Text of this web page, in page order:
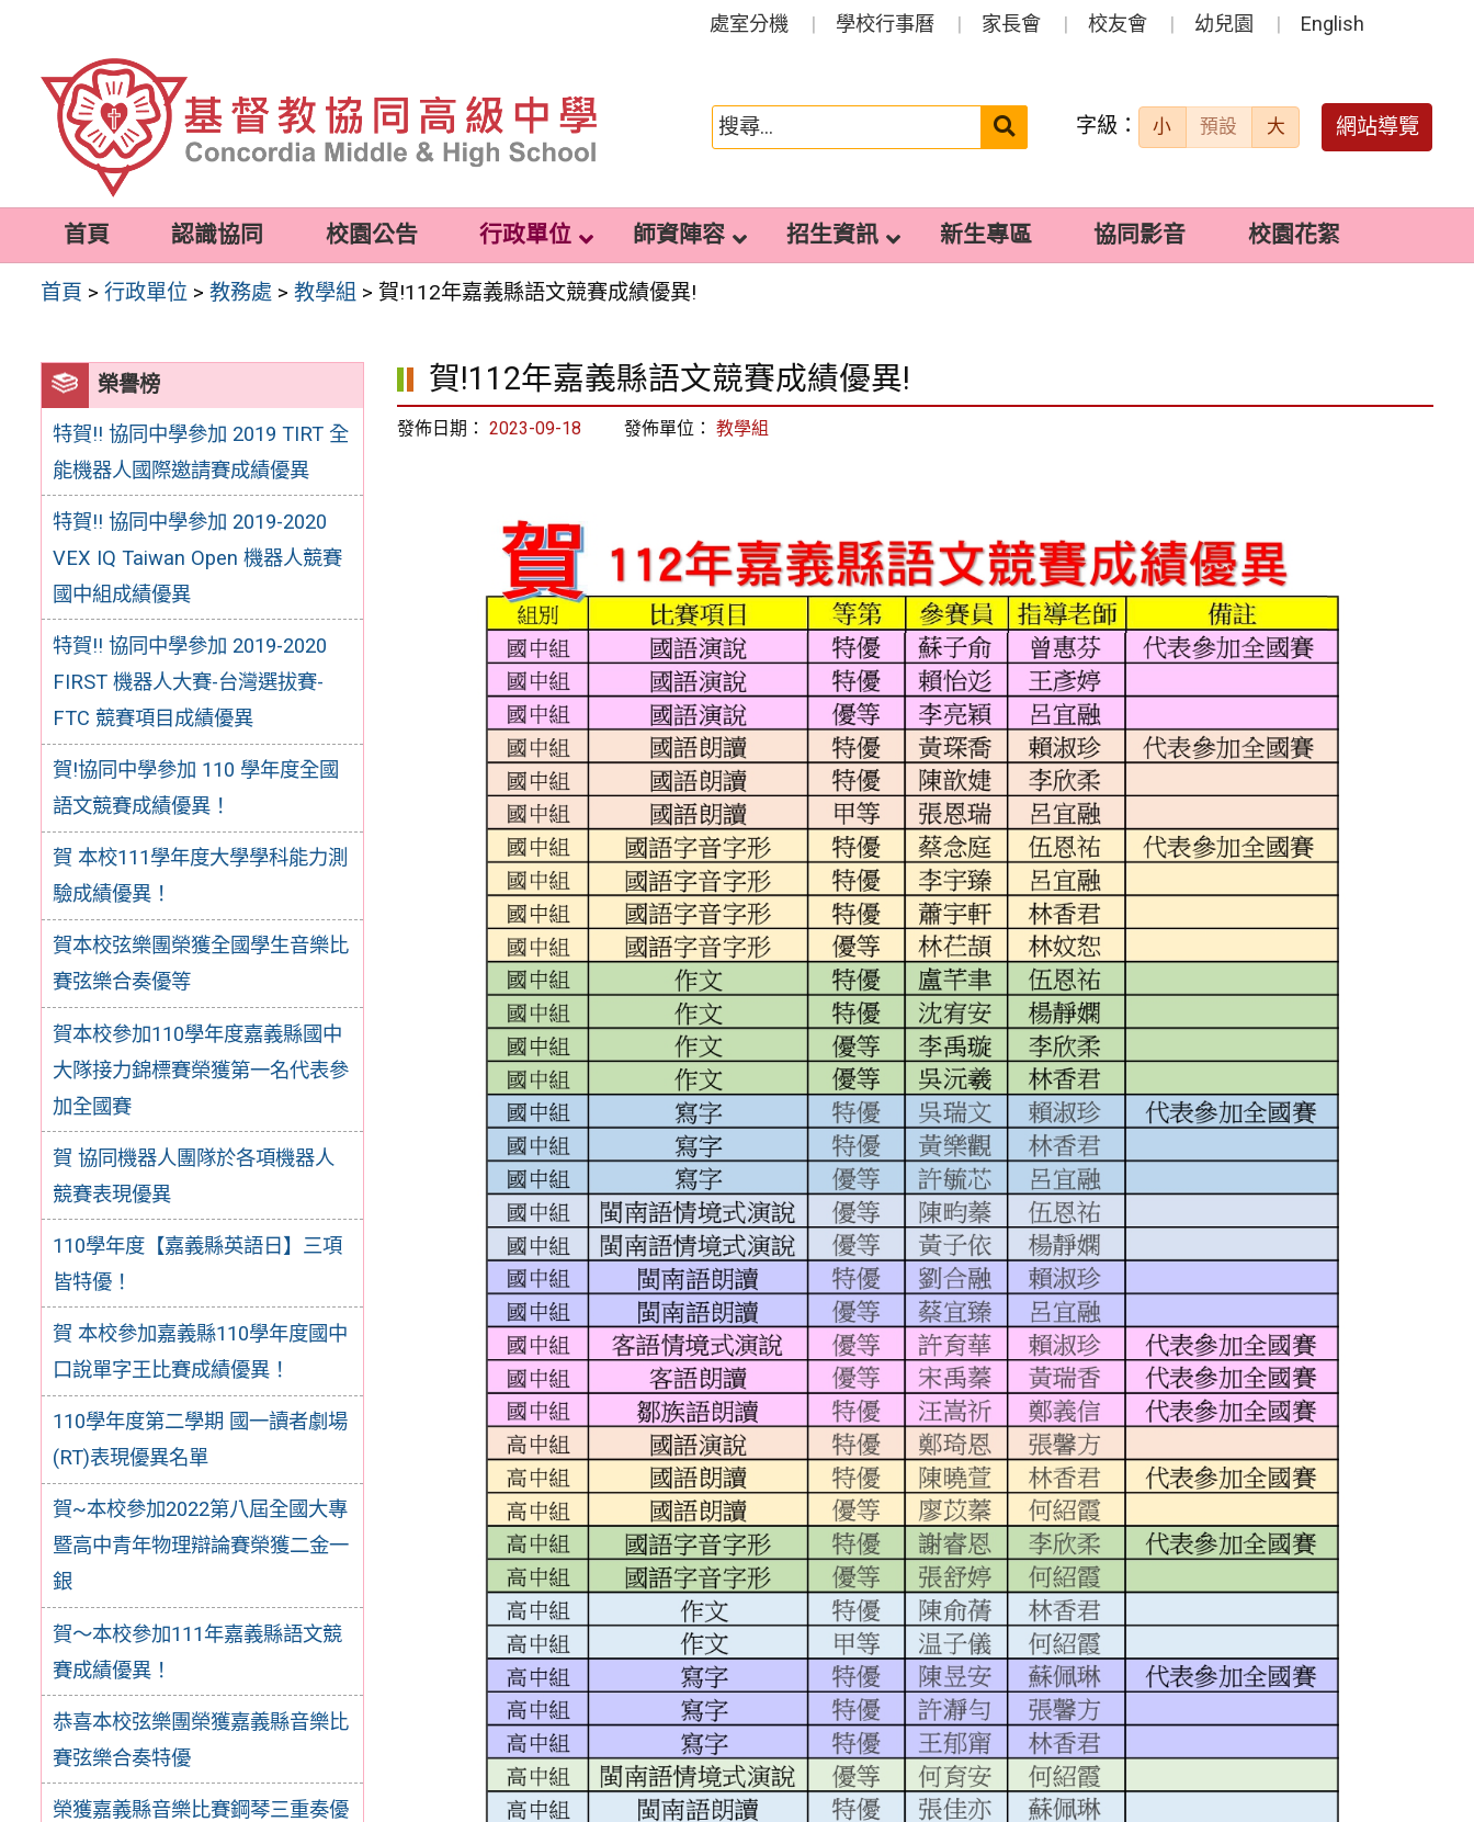
容
處室分機 學校行事曆 家長會 校友會 幼兒園 English
搜
送出 字級： 小 預設 大 網站導覽
首頁 認識協同 校園公告 行政單位 師資陣容 招生資訊 新生專區 協同影音 校園花絮
首頁 >行政單位 >教務處 >教學組 >賀!112年嘉義縣語文競賽成績優異!
榮譽榜
特賀!! 協同中學參加 2019 TIRT 全
能機器人國際邀請賽成績優異
特賀!! 協同中學參加 2019-2020
VEX IQ Taiwan Open 機器人競賽
國中組成績優異
特賀!! 協同中學參加 2019-2020
FIRST 機器人大賽-台灣選拔賽-
FTC 競賽項目成績優異
賀!協同中學參加 110 學年度全國
語文競賽成績優異！
賀 本校111學年度大學學科能力測
驗成績優異！
賀本校弦樂團榮獲全國學生音樂比
賽弦樂合奏優等
賀本校參加110學年度嘉義縣國中
大隊接力錦標賽榮獲第一名代表參
加全國賽
賀 協同機器人團隊於各項機器人
競賽表現優異
110學年度【嘉義縣英語日】三項
皆特優！
賀 本校參加嘉義縣110學年度國中
口說單字王比賽成績優異！
110學年度第二學期 國一讀者劇場
(RT)表現優異名單
賀~本校參加2022第八屆全國大專
暨高中青年物理辯論賽榮獲二金一
銀
賀～本校參加111年嘉義縣語文競
賽成績優異！
恭喜本校弦樂團榮獲嘉義縣音樂比
賽弦樂合奏特優
榮獲嘉義縣音樂比賽鋼琴三重奏優
賀!112年嘉義縣語文競賽成績優異!
發佈日期： 2023-09-18 發佈單位： 教學組